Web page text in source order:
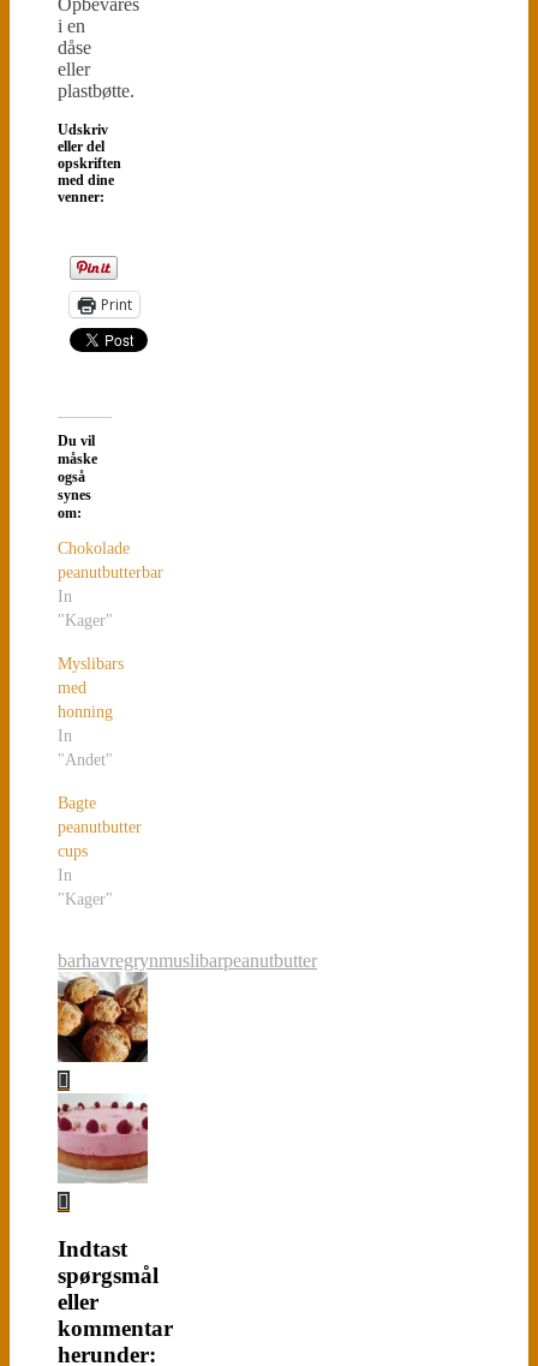
i en
dåse
eller
plastbøtte.
Udskriv
eller del
opskriften
med dine
venner:
Print
Du vil
måske
også
synes
om:
Chokolade
peanutbutterbar
In
"Kager"
Myslibars
med
honning
In
"Andet"
Bagte
peanutbutter
cups
In
"Kager"
barhavregrynmuslibarpeanutbutter
Indtast
spørgsmål
eller
kommentar
herunder: